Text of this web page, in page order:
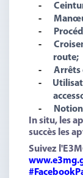
-
-
-
-
route;
-
Arrêts
-
-
In situ, les
succès les
Suivez